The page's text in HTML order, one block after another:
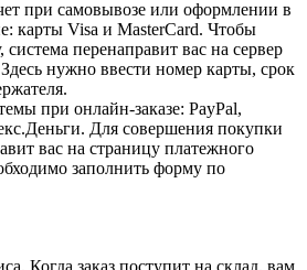
при самовывозе или оформлении в
карты Visa и MasterCard. Чтобы
система перенаправит вас на сервер
нужно ввести номер карты, срок
при онлайн-заказе: PayPal,
Для совершения покупки
вас на страницу платежного
заполнить форму по
Когда заказ поступит на склад, вам